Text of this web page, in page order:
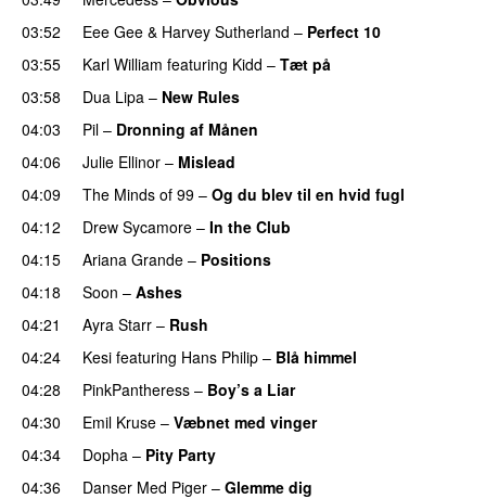
03:52 Eee Gee & Harvey Sutherland – Perfect 10
03:55
Karl William featuring Kidd – Tæt på
03:58 Dua Lipa – New Rules
04:03
Pil – Dronning af Månen
04:06 Julie Ellinor – Mislead
04:09
The Minds of 99 – Og du blev til en hvid fugl
04:12
Drew Sycamore – In the Club
04:15
Ariana Grande – Positions
04:18
Soon – Ashes
04:21 Ayra Starr – Rush
04:24
Kesi featuring Hans Philip – Blå himmel
04:28
PinkPantheress – Boy’s a Liar
04:30
Emil Kruse – Væbnet med vinger
04:34 Dopha – Pity Party
04:36
Danser Med Piger – Glemme dig